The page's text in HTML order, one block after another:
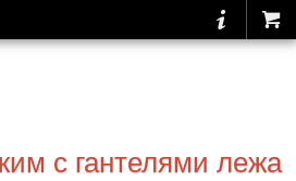
с гантелями лежа